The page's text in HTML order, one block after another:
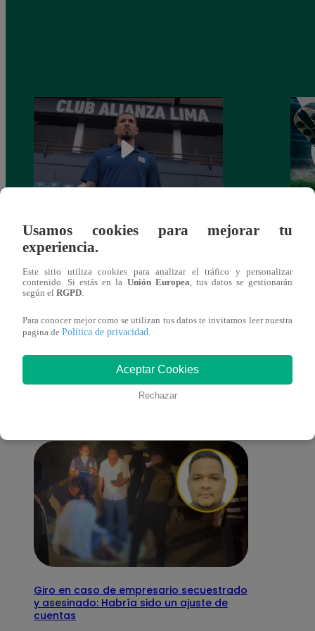
Alianza Lima: así anunció a Sergio Peña
como nuevo fichaje para el Torneo
También te puede
interesar
Giro en caso de empresario secuestrado
y asesinado: Habría sido un ajuste de
cuentas
Usamos cookies para mejorar tu
experiencia.
Este sitio utiliza cookies para analizar el tráfico y personalizar
contenido. Si estás en la Unión Europea, tus datos se gestionarán
según el RGPD.
Para conocer mejor como se utilizan tus datos te invitamos leer nuestra
pagina de Política de privacidad.
Aceptar Cookies
Rechazar